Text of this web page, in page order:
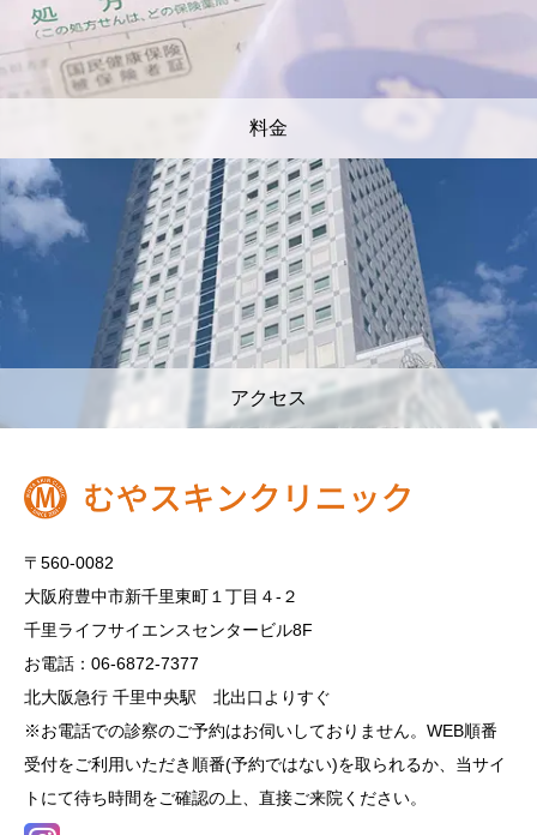
料金
アクセス
〒560-0082
大阪府豊中市新千里東町１丁目４‐２
千里ライフサイエンスセンタービル8F
お電話：06-6872-7377
北大阪急行 千里中央駅 北出口よりすぐ
※お電話での診察のご予約はお伺いしておりません。WEB順番
受付をご利用いただき順番(予約ではない)を取られるか、当サイ
トにて待ち時間をご確認の上、直接ご来院ください。